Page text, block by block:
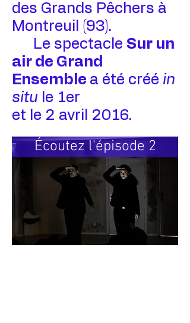
des Grands Pêchers à
Montreuil (93).
Le spectacle Sur un
air de Grand
Ensemble a été créé in
situ le 1er
et le 2 avril 2016.
Écoutez l'épisode 2